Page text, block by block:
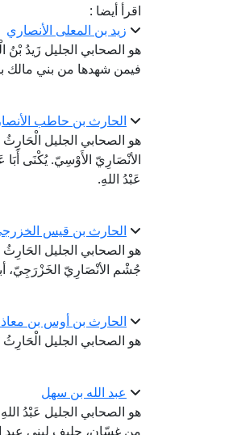
اقرأ أيضا :
زيد بن المعلى الأنصاري
هو الصحابي الجليل زَيدُ بْنُ
فيمن شهدها من بني مالك
الحارث بن حاطب
هو الصحابي الجليل
الأنْصَارِيّ الأَوْسِيّ. يُكْنَى
عَبْدُ اللهِ.
الحارث بن قيس
هو الصحابي الجليل
جُشْم الأنْصَارِيّ الخَزْرَجِيّ،
الحارث بن أوس بن معاذ
هو الصحابي الجليل
عبد الله بن سهل
هو الصحابي الجليل عَبْدُ
من غسّان، حليف لبني عبد